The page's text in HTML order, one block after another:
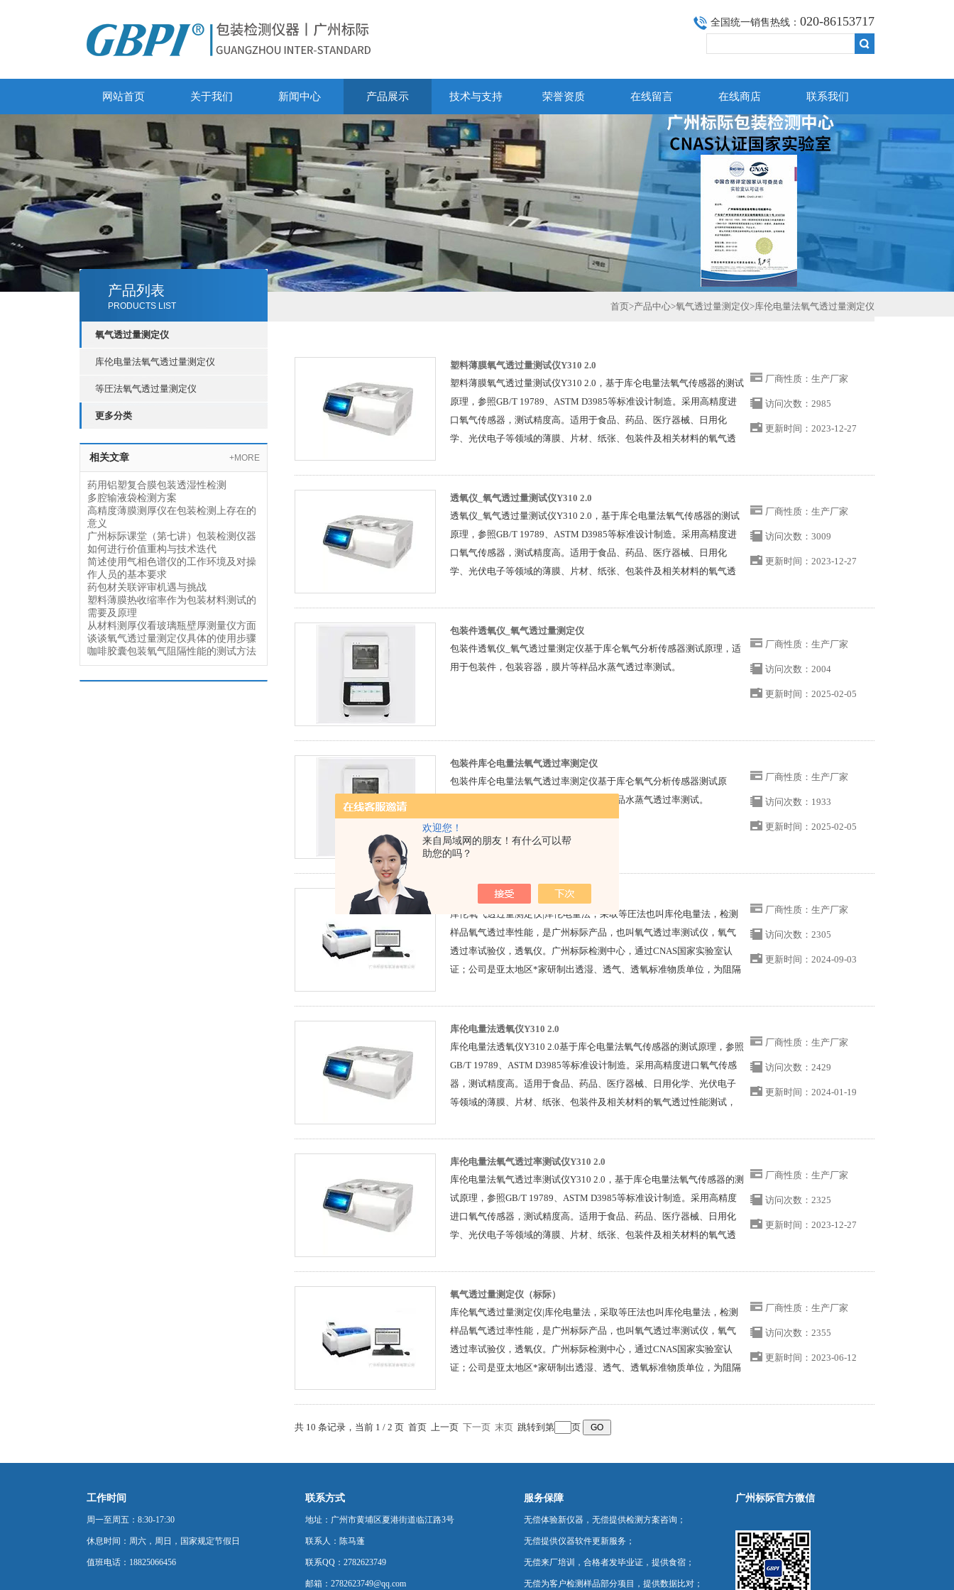
欢迎您！
来自局域网的朋友！有什么可以帮
助您的吗？
全国统一销售热线： 020-86153717
网站首页 关于我们 新闻中心 产品展示 技术与支持 荣誉资质 在线留言 在线商店 联系我们
产品列表
PRODUCTS LIST
氧气透过量测定仪
库伦电量法氧气透过量测定仪
等圧法氧气透过量测定仪
更多分类
相关文章 +MORE
药用铝塑复合膜包装透湿性检测
多腔输液袋检测方案
高精度薄膜测厚仪在包装检测上存在的
意义
广州标际课堂（第七讲）包装检测仪器
如何进行价值重构与技术迭代
简述使用气相色谱仪的工作环境及对操
作人员的基本要求
药包材关联评审机遇与挑战
塑料薄膜热收缩率作为包装材料测试的
需要及原理
从材料测厚仪看玻璃瓶壁厚测量仪方面
谈谈氧气透过量测定仪具体的使用步骤
咖啡胶囊包装氧气阻隔性能的测试方法
首页>产品中心>氧气透过量测定仪>库伦电量法氧气透过量测定仪
塑料薄膜氧气透过量测试仪Y310 2.0
塑料薄膜氧气透过量测试仪Y310 2.0，基于库仑电量法氧气传感器的测试
原理，参照GB/T 19789、ASTM D3985等标准设计制造。采用高精度进
口氧气传感器，测试精度高。适用于食品、药品、医疗器械、日用化
学、光伏电子等领域的薄膜、片材、纸张、包装件及相关材料的氧气透
透过率检测。
厂商性质：生产厂家
访问次数：2985
更新时间：2023-12-27
透氧仪_氧气透过量测试仪Y310 2.0
透氧仪_氧气透过量测试仪Y310 2.0，基于库仑电量法氧气传感器的测试
原理，参照GB/T 19789、ASTM D3985等标准设计制造。采用高精度进
口氧气传感器，测试精度高。适用于食品、药品、医疗器械、日用化
学、光伏电子等领域的薄膜、片材、纸张、包装件及相关材料的氧气透
透过率检测。
厂商性质：生产厂家
访问次数：3009
更新时间：2023-12-27
包装件透氧仪_氧气透过量测定仪
包装件透氧仪_氧气透过量测定仪基于库仑氧气分析传感器测试原理，适
用于包装件，包装容器，膜片等样品水蒸气透过率测试。
厂商性质：生产厂家
访问次数：2004
更新时间：2025-02-05
包装件库仑电量法氧气透过率测定仪
包装件库仑电量法氧气透过率测定仪基于库仑氧气分析传感器测试原
理，适用于包装件，包装容器，膜片等样品水蒸气透过率测试。
厂商性质：生产厂家
访问次数：1933
更新时间：2025-02-05
氧气透过量测定仪
库伦氧气透过量测定仪|库伦电量法，采取等圧法也叫库伦电量法，检测
样品氧气透过率性能，是广州标际产品，也叫氧气透过率测试仪，氧气
透过率试验仪，透氧仪。广州标际检测中心，通过CNAS国家实验室认
证；公司是亚太地区*家研制出透湿、透气、透氧标准物质单位，为阻隔
厂商性质：生产厂家
访问次数：2305
更新时间：2024-09-03
库伦电量法透氧仪Y310 2.0
库伦电量法透氧仪Y310 2.0基于库仑电量法氧气传感器的测试原理，参照
GB/T 19789、ASTM D3985等标准设计制造。采用高精度进口氧气传感
器，测试精度高。适用于食品、药品、医疗器械、日用化学、光伏电子
等领域的薄膜、片材、纸张、包装件及相关材料的氧气透过性能测试，
厂商性质：生产厂家
访问次数：2429
更新时间：2024-01-19
库伦电量法氧气透过率测试仪Y310 2.0
库伦电量法氧气透过率测试仪Y310 2.0，基于库仑电量法氧气传感器的测
试原理，参照GB/T 19789、ASTM D3985等标准设计制造。采用高精度
进口氧气传感器，测试精度高。适用于食品、药品、医疗器械、日用化
学、光伏电子等领域的薄膜、片材、纸张、包装件及相关材料的氧气透
透过率检测。
厂商性质：生产厂家
访问次数：2325
更新时间：2023-12-27
氧气透过量测定仪（标际）
库伦氧气透过量测定仪|库伦电量法，采取等圧法也叫库伦电量法，检测
样品氧气透过率性能，是广州标际产品，也叫氧气透过率测试仪，氧气
透过率试验仪，透氧仪。广州标际检测中心，通过CNAS国家实验室认
证；公司是亚太地区*家研制出透湿、透气、透氧标准物质单位，为阻隔
厂商性质：生产厂家
访问次数：2355
更新时间：2023-06-12
共 10 条记录，当前 1 / 2 页 首页 上一页 下一页 末页 跳转到第 页
工作时间
周一至周五：8:30-17:30
休息时间：周六，周日，国家规定节假日
值班电话：18825066456
联系方式
地址：广州市黄埔区夏港街道临江路3号
联系人：陈马蓬
联系QQ：2782623749
邮箱：2782623749@qq.com
服务保障
无偿体验新仪器，无偿提供检测方案咨询；
无偿提供仪器软件更新服务；
无偿来厂培训，合格者发毕业证，提供食宿；
无偿为客户检测样品部分项目，提供数据比对；
广州标际官方微信